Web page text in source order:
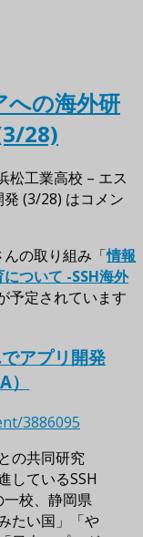
への海外研
28)
松工業高校 – エス
発 (3/28) はコメン
の取り組み「情報
ついて -SSH海外
予定されています
アプリ開発
3886095
の共同研究
しているSSH
校、静岡県
たい国」「や